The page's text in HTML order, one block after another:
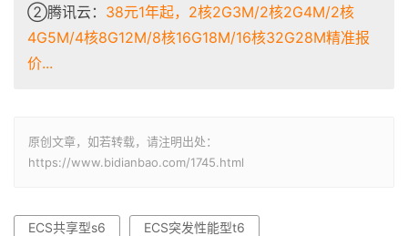
②腾讯云： 38元1年起，2核2G3M/2核2G4M/2核
4G5M/4核8G12M/8核16G18M/16核32G28M精准报
价...
原创文章，如若转载，请注明出处：
https://www.bidianbao.com/1745.html
ECS共享型s6
ECS突发性能型t6